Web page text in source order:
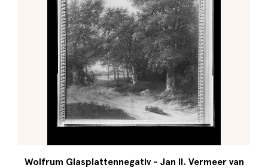
Wolfrum Glasplattennegativ - Jan II. Vermeer van